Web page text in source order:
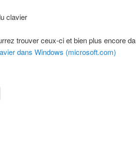
clavier
trouver ceux-ci et bien plus encore
dans Windows (microsoft.com)